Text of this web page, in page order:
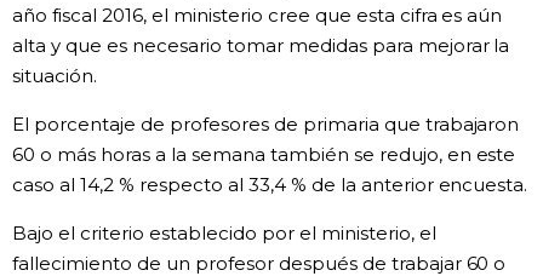
Más
Datos de Japón
Fragmentos de Japón
año fiscal 2016, el ministerio cree que esta cifra es aún
alta y que es necesario tomar medidas para mejorar la
situación.
El porcentaje de profesores de primaria que trabajaron
60 o más horas a la semana también se redujo, en este
caso al 14,2 % respecto al 33,4 % de la anterior encuesta.
Bajo el criterio establecido por el ministerio, el
fallecimiento de un profesor después de trabajar 60 o